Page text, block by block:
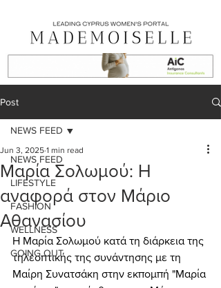
Post
NEWS FEED
LIFESTYLE
FASHION
WELLNESS
GOING OUT
NEWS FEED
Μαρία Σολωμού: Η
αναφορά στον Μάριο
Αθανασίου
Jun 3, 2025 1 min read
Η Μαρία Σολωμού κατά τη διάρκεια της
τηλεοπτικής της συνάντησης με τη
Μαίρη Συνατσάκη στην εκπομπή "Μαρία